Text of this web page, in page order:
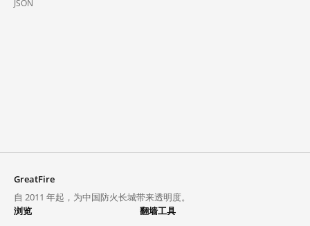
JSON
GreatFire
自 2011 年起，为中国防火长城带来透明度。
浏览
翻墙工具